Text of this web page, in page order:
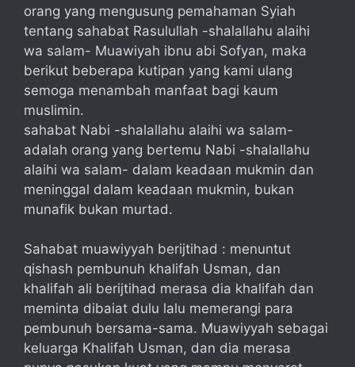
orang yang mengusung pemahaman Syiah
tentang sahabat Rasulullah -shalallahu alaihi
wa salam- Muawiyah ibnu abi Sofyan, maka
berikut beberapa kutipan yang kami ulang
semoga menambah manfaat bagi kaum
muslimin.
sahabat Nabi -shalallahu alaihi wa salam-
adalah orang yang bertemu Nabi -shalallahu
alaihi wa salam- dalam keadaan mukmin dan
meninggal dalam keadaan mukmin, bukan
munafik bukan murtad.
Sahabat muawiyyah berijtihad : menuntut
qishash pembunuh khalifah Usman, dan
khalifah ali berijtihad merasa dia khalifah dan
meminta dibaiat dulu lalu memerangi para
pembunuh bersama-sama. Muawiyyah sebagai
keluarga Khalifah Usman, dan dia merasa